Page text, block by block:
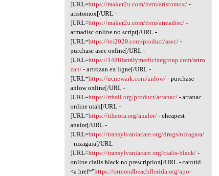
[URL=https://maker2u.com/item/aristomox/-
aristomox[/URL -
[URL=https://maker2u.com/item/atmadisc/-
atmadisc online no script[/URL -
[URL=https://tei2020.com/product/asec/-
purchase asec online[/URL -
[URL=https://1488familymedicinegroup.com/artro
zan/- artrozan en ligne[/URL -
[URL=https://ucnewark.com/anlow/- purchase
anlow online[/URL -
[URL=https://rrhail.org/product/atranac/- atranac
online utah[/URL -
[URL=https://itheora.org/analor/- cheapest
analor[/URL -
[URL=https://transylvaniacare.org/drugs/nizagara/
- nizagara[/URL -
[URL=https://transylvaniacare.org/cialis-black/-
online cialis black no prescription[/URL - carotid
<a href="https://ormondbeachflorida.org/apo-